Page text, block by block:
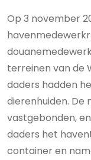
Op 3 november
terreinen van de
daders hadden
dierenhuiden. De
vastgebonden,
daders het
container en